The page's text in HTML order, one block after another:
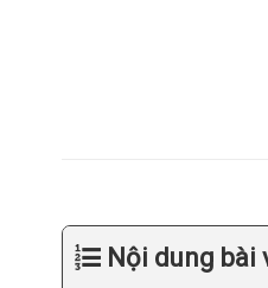
Nội dung bài